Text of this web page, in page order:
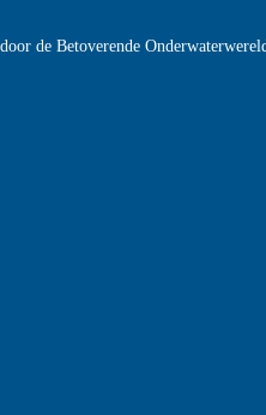
de Betoverende